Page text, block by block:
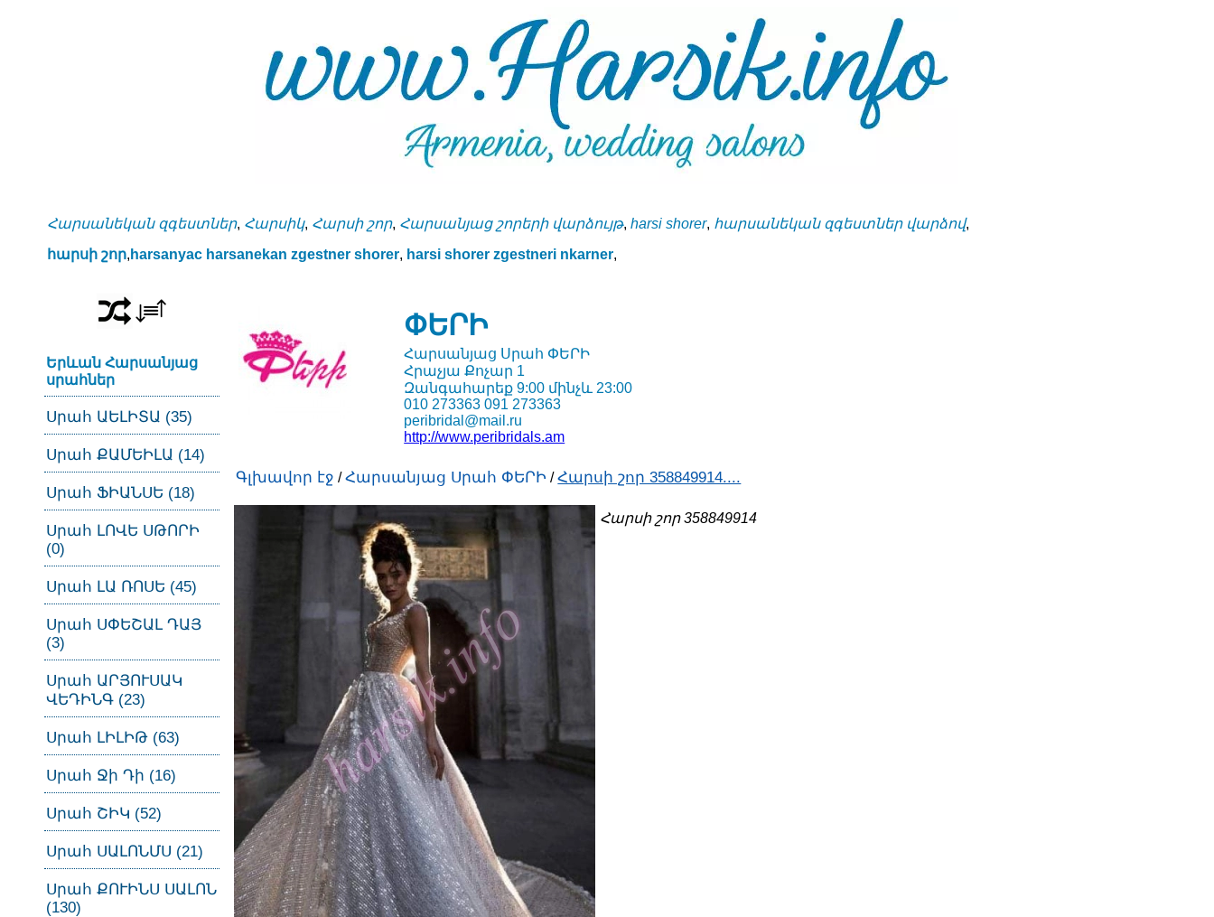
Հարսանեկան զգեստներ, Հարսիկ, Հարսի շոր, Հարսանյաց շորերի վարձույթ, harsi shorer, հարսանեկան զգեստներ վարձով,
հարսի շոր, harsanyac harsanekan zgestner shorer, harsi shorer zgestneri nkarner,
Երևան Հարսանյաց
սրահներ
Սրահ ԱԵԼԻՏԱ (35)
Սրահ ՔԱՄԵԻԼԱ (14)
Սրահ ՖԻԱՆՍԵ (18)
Սրահ ԼՈՎԵ ՍԹՈՐԻ
(0)
Սրահ ԼԱ ՌՈՍԵ (45)
Սրահ ՍՓԵՇԱԼ ԴԱՅ
(3)
Սրահ ԱՐՅՈՒՍԱԿ
ՎԵԴԻՆԳ (23)
Սրահ ԼԻԼԻԹ (63)
Սրահ Ջի Դի (16)
Սրահ ՇԻԿ (52)
Սրահ ՍԱԼՈՆՄՍ (21)
Սրահ ՔՈՒԻՆՍ ՍԱԼՈՆ
(130)
ՓԵՐԻ
Հարսանյաց Սրահ ՓԵՐԻ
Հրաչյա Քոչար 1
Զանգահարեք 9:00 մինչև 23:00
010 273363 091 273363
peribridal@mail.ru
http://www.peribridals.am
Գլխավոր էջ /Հարսանյաց Սրահ ՓԵՐԻ /Հարսի շոր 358849914....
Հարսի շոր 358849914